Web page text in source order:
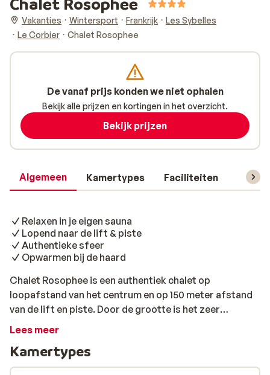
Vakanties Wintersport Frankrijk
Les Sybelles
Le Corbier
Chalet Rosophee
Algemeen Kamertypes Faciliteiten
Relaxen in je eigen sauna
Lopend naar de lift & piste
Authentieke sfeer
Opwarmen bij de haard
Chalet Rosophee is een authentiek chalet op
loopafstand van het centrum en op 150 meter afstand
van de lift en piste. Door de grootte is het zeer
geschikt voor een wintersportvakantie met familie of
sfeervol ingericht en voorzien van een sfeervolle open
keuken en een open haard. Er zijn in totaal 4
Lees meer
Kamertypes
De vanaf prijs konden we niet ophalen
Bekijk alle prijzen en kortingen in het overzicht.
Bekijk prijzen